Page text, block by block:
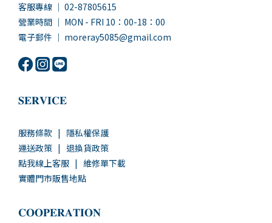
客服專線 ｜ 02-87805615
營業時間 ｜ MON - FRI 10：00-18：00
電子郵件 ｜ moreray5085@gmail.com
𝐒𝐄𝐑𝐕𝐈𝐂𝐄
服務條款 | 隱私權保護
運送政策 | 退換貨政策
點我線上客服 | 維修單下載
實體門市販售地點
𝐂𝐎𝐎𝐏𝐄𝐑𝐀𝐓𝐈𝐎𝐍